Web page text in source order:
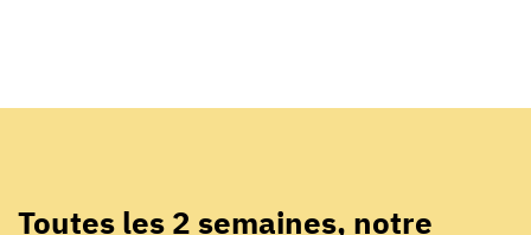
Toutes les 2 semaines, notre